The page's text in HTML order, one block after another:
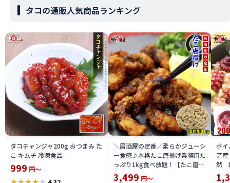
タコの通販人気商品ランキング
タコチャンジャ200g おつまみ た
こ キムチ 冷凍食品
999 円～
＼居酒屋の定番／柔らかジューシ
ー食感♪本格たこ唐揚げ業務用た
っぷり1kg食べ放題！【たこ唐揚
げ】【タコ唐揚げ】【蛸唐揚げ】
3,499 円～
ボ
ア
然